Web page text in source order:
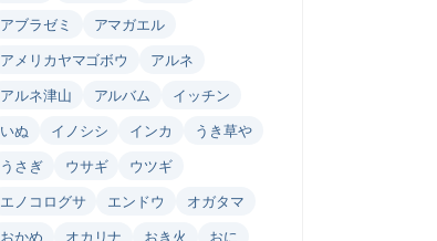
アブラゼミ
アマガエル
アメリカヤマゴボウ
アルネ
アルネ津山
アルバム
イッチン
いぬ
イノシシ インカ
うき草や
うさぎ
ウサギ
ウツギ
エノコログサ
エンドウ
オガタマ
おかめ
オカリナ おき火
おに